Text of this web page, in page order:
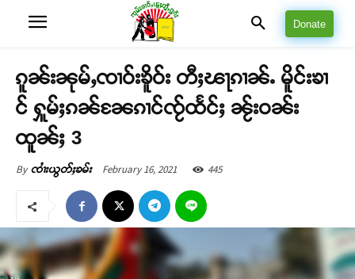
Donate
ၵူၼ်းၼုမ်ႇၸၢဝ်းၶိူဝ်း တီႈၽႃၵၢၼ်ႉ မိူင်းၶၢ
င် ႁူမ်ႈၵၼ်ၼႄၵၢင်ၸႂ်ထႅင်ႈ ၼႂ်းဝၼ်း
ထူၼ်ႈ 3
By ၸၢႆးယွတ်ႈၶမ်း February 16, 2021 445